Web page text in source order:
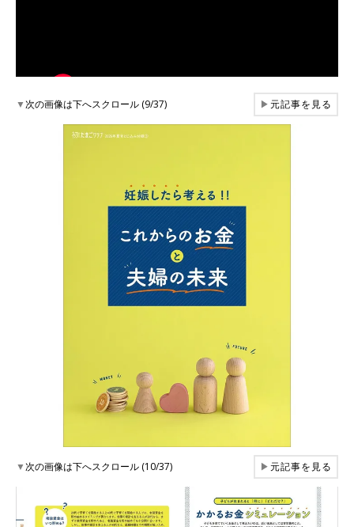
▼次の画像は下へスクロール (9/37) ▶元記事を見る
▼次の画像は下へスクロール (10/37) ▶元記事を見る